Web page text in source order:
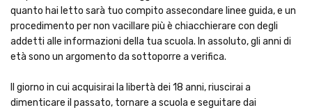
quanto hai letto sarà tuo compito assecondare linee guida, e un
procedimento per non vacillare più è chiacchierare con degli
addetti alle informazioni della tua scuola. In assoluto, gli anni di
età sono un argomento da sottoporre a verifica.
Il giorno in cui acquisirai la libertà dei 18 anni, riuscirai a
dimenticare il passato, tornare a scuola e seguitare dai